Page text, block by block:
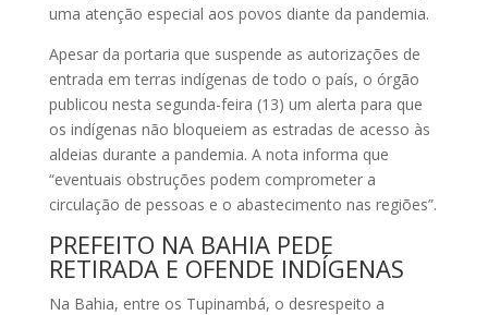
uma atenção especial aos povos diante da pandemia.
Apesar da portaria que suspende as autorizações de
entrada em terras indígenas de todo o país, o órgão
publicou nesta segunda-feira (13) um alerta para que
os indígenas não bloqueiem as estradas de acesso às
aldeias durante a pandemia. A nota informa que
“eventuais obstruções podem comprometer a
circulação de pessoas e o abastecimento nas regiões”.
PREFEITO NA BAHIA PEDE
RETIRADA E OFENDE INDÍGENAS
Na Bahia, entre os Tupinambá, o desrespeito a